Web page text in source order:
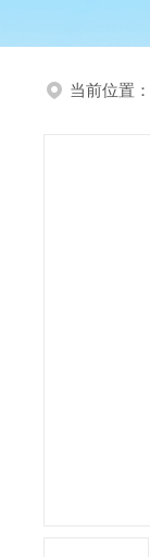
当前位置：